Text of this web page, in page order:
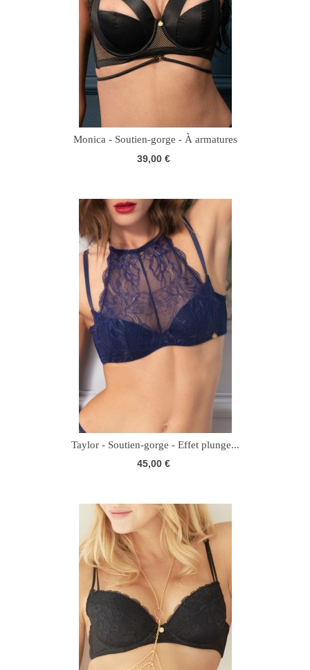
Monica - Soutien-gorge - À armatures
39,00 €
Taylor - Soutien-gorge - Effet plunge...
45,00 €